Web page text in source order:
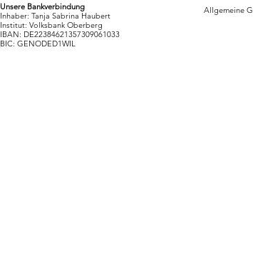
Unsere Bankverbindung
Inhaber: Tanja Sabrina Haubert
Institut: Volksbank Oberberg
IBAN: DE22384621357309061033
BIC: GENODED1WIL
Allgemeine